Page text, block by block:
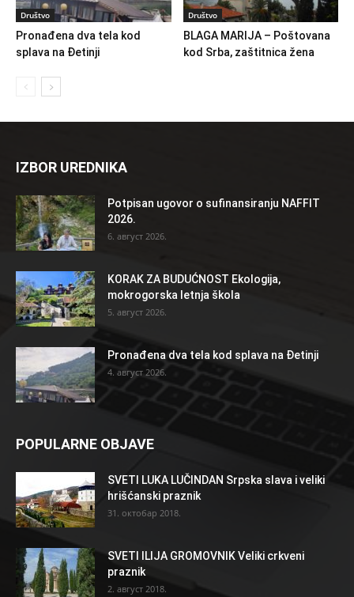
Društvo
Pronađena dva tela kod
splava na Đetinji
Društvo
BLAGA MARIJA – Poštovana
kod Srba, zaštitnica žena
IZBOR UREDNIKA
Potpisan ugovor o sufinansiranju NAFFIT
2026.
6. август 2026.
KORAK ZA BUDUĆNOST Ekologija,
mokrogorska letnja škola
5. август 2026.
Pronađena dva tela kod splava na Đetinji
4. август 2026.
POPULARNE OBJAVE
SVETI LUKA LUČINDAN Srpska slava i veliki
hrišćanski praznik
31. октобар 2018.
SVETI ILIJA GROMOVNIK Veliki crkveni
praznik
2. август 2018.